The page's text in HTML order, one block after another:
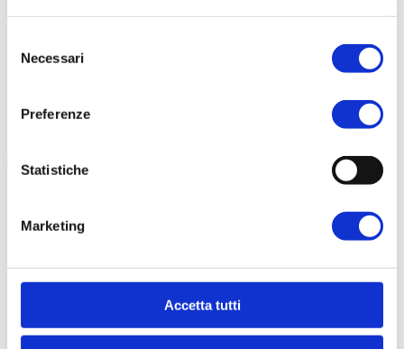
delNecessari
Preferenze
Statistiche
Marketing
Accetta tutti
Logistica Food s.r.l.
Viale S. Tinozzi, 17
65024 Manoppello (PE) - IT
+39 085 8561895